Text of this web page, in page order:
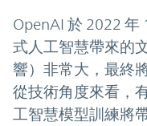
OpenAI 於 2022 年
式人工智慧帶來的
響）非常大，最終
從技術角度來看，
工智慧模型訓練將